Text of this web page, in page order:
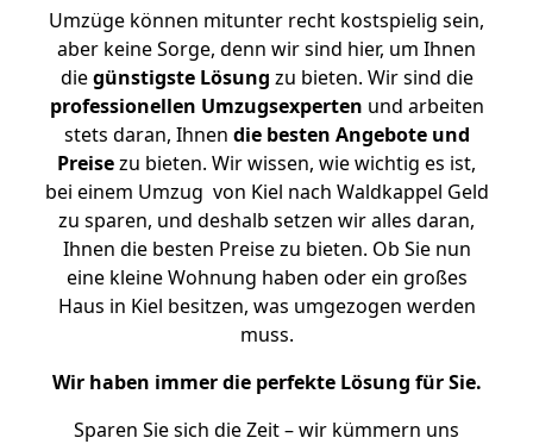
Umzüge können mitunter recht kostspielig sein,
aber keine Sorge, denn wir sind hier, um Ihnen
diegünstigste Lösung zu bieten. Wir sind die
professionellen Umzugsexperten und arbeiten
stets daran, Ihnen die besten Angebote und
Preisezu bieten. Wir wissen, wie wichtig es ist,
bei einem Umzug von Kiel nach Waldkappel Geld
zu sparen, und deshalb setzen wir alles daran,
Ihnen die besten Preise zu bieten. Ob Sie nun
eine kleine Wohnung haben oder ein großes
Haus in Kiel besitzen, was umgezogen werden
muss.
Wir haben immer die perfekte Lösung für Sie.
Sparen Sie sich die Zeit – wir kümmern uns